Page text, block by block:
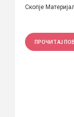
Скопје
ПРОЧИТАЈ